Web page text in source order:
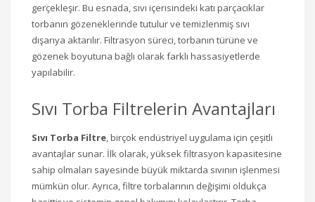
gerçekleşir. Bu esnada, sıvı içerisindeki katı parçacıklar
torbanın gözeneklerinde tutulur ve temizlenmiş sıvı
dışarıya aktarılır. Filtrasyon süreci, torbanın türüne ve
gözenek boyutuna bağlı olarak farklı hassasiyetlerde
yapılabilir.
Sıvı Torba Filtrelerin Avantajları
Sıvı Torba Filtre, birçok endüstriyel uygulama için çeşitli
avantajlar sunar. İlk olarak, yüksek filtrasyon kapasitesine
sahip olmaları sayesinde büyük miktarda sıvının işlenmesi
mümkün olur. Ayrıca, filtre torbalarının değişimi oldukça